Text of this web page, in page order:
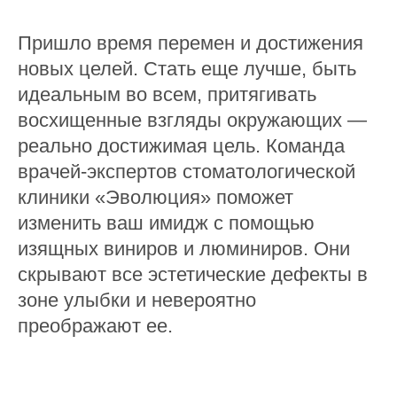
Пришло время перемен и достижения
новых целей. Стать еще лучше, быть
идеальным во всем, притягивать
восхищенные взгляды окружающих —
реально достижимая цель. Команда
врачей-экспертов стоматологической
клиники «Эволюция» поможет
изменить ваш имидж с помощью
изящных виниров и люминиров. Они
скрывают все эстетические дефекты в
зоне улыбки и невероятно
преображают ее.